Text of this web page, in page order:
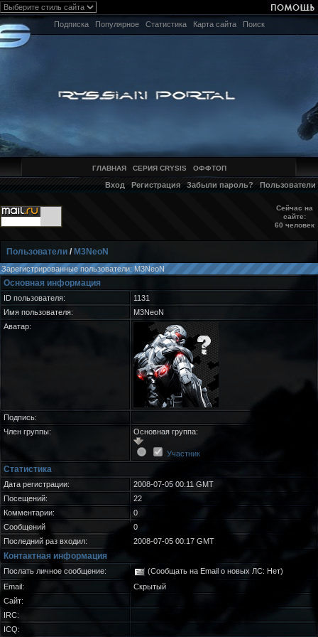
Подписка Популярное Статистика Карта сайта Поиск
ГЛАВНАЯ СЕРИЯ CRYSIS ОФФТОП
Вход Регистрация Забыли пароль? Пользователи
Сейчас на
сайте:
60 человек
Пользователи / M3NeoN
Зарегистрированные пользователи: M3NeoN
Основная информация
ID пользователя:
1131
Имя пользователя:
M3NeoN
Аватар:
Подпись:
Член группы:
Основная группа:
Участник
Статистика
Дата регистрации:
2008-07-05 00:11 GMT
Посещений:
22
Комментарии:
0
Сообщений
0
Последний раз входил:
2008-07-05 00:17 GMT
Контактная информация
Послать личное сообщение:
(Сообщать на Email о новых ЛС: Нет)
Email:
Скрытый
Сайт:
IRC:
ICQ: